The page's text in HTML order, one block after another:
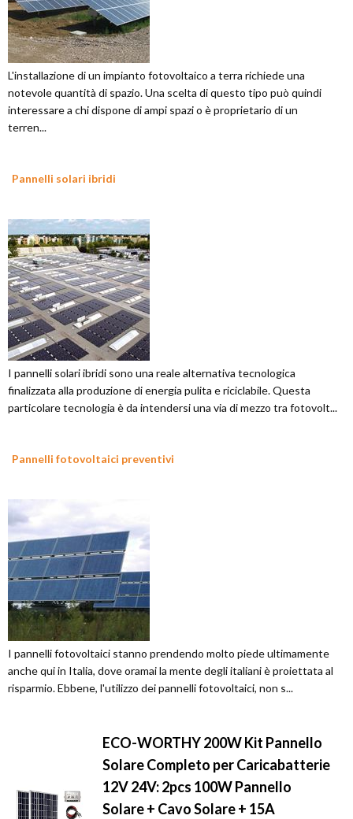
L'installazione di un impianto fotovoltaico a terra richiede una
notevole quantità di spazio. Una scelta di questo tipo può quindi
interessare a chi dispone di ampi spazi o è proprietario di un
terren...
Pannelli solari ibridi
I pannelli solari ibridi sono una reale alternativa tecnologica
finalizzata alla produzione di energia pulita e riciclabile. Questa
particolare tecnologia è da intendersi una via di mezzo tra fotovolt...
Pannelli fotovoltaici preventivi
I pannelli fotovoltaici stanno prendendo molto piede ultimamente
anche qui in Italia, dove oramai la mente degli italiani è proiettata al
risparmio. Ebbene, l'utilizzo dei pannelli fotovoltaici, non s...
ECO-WORTHY 200W Kit Pannello
Solare Completo per Caricabatterie
12V 24V: 2pcs 100W Pannello
Solare + Cavo Solare + 15A